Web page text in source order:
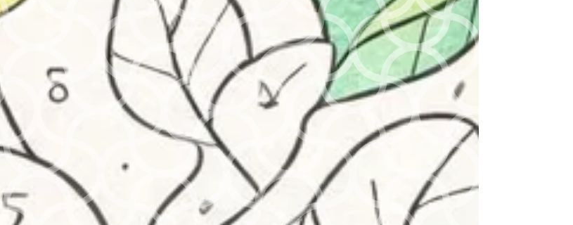
Enregistrer mon nom, mon e-mail et mon
site dans le navigateur pour mon prochain
commentaire.
Produits similaires